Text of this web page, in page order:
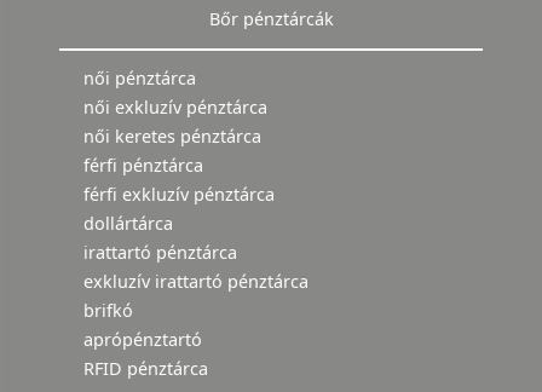
Bőr pénztárcák
női pénztárca
női exkluzív pénztárca
női keretes pénztárca
férfi pénztárca
férfi exkluzív pénztárca
dollártárca
irattartó pénztárca
exkluzív irattartó pénztárca
brifkó
aprópénztartó
RFID pénztárca